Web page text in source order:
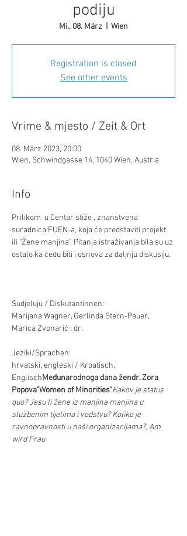
podiju
Mi., 08. März Wien
Registration is closed
See other events
Vrime & mjesto / Zeit & Ort
08. März 2023, 20:00
Wien, Schwindgasse 14, 1040 Wien, Austria
Info
Prilikom u Centar stiže , znanstvena
suradnica FUEN-a, koja će predstaviti projekt
ili "Žene manjina". Pitanja istraživanja bila su uz
ostalo ka ćedu biti i osnova za daljnju diskusiju.
Sudjeluju / Diskutantinnen:
Marijana Wagner, Gerlinda Stern-Pauer,
Marica Zvonarić i dr.
Jeziki/Sprachen:
hrvatski, engleski / Kroatisch,
EnglischMeđunarodnoga dana žendr. Zora
Popova"Women of Minorities"Kakov je status
quo? Jesu li žene iz manjina manjina u
službenim tijelima i vodstvu? Koliko je
ravnopravnosti u naši organizacijama?, Am